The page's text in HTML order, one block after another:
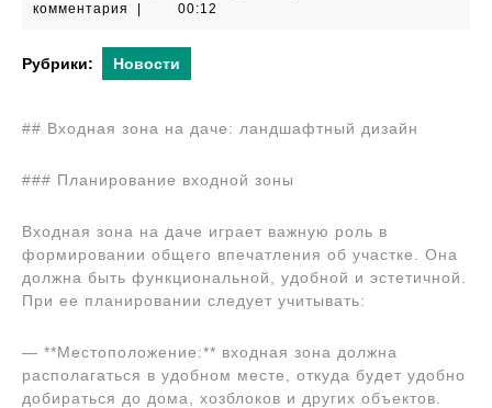
комментария
00:12
Рубрики: Новости
## Входная зона на даче: ландшафтный дизайн
### Планирование входной зоны
Входная зона на даче играет важную роль в
формировании общего впечатления об участке. Она
должна быть функциональной, удобной и эстетичной.
При ее планировании следует учитывать:
— **Местоположение:** входная зона должна
располагаться в удобном месте, откуда будет удобно
добираться до дома, хозблоков и других объектов.